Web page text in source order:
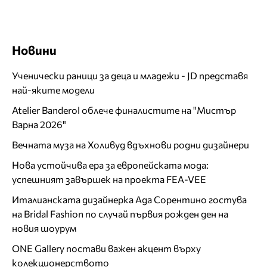
Новини
Ученически раници за деца и младежи - JD представя
най-яките модели
Atelier Banderol облече финалистите на "Мистър
Варна 2026"
Вечната муза на Холивуд вдъхнови родни дизайнери
Нова устойчива ера за европейската мода:
успешният завършек на проекта FEA-VEE
Италианската дизайнерка Ада Сорентино гостува
на Bridal Fashion по случай първия рожден ден на
новия шоурум
ONE Gallery постави важен акцент върху
колекционерството